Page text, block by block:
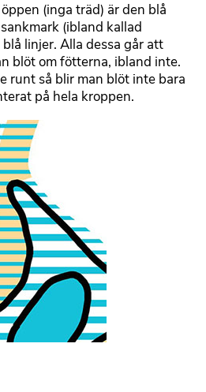
(inga träd) är den blå
(ibland kallad
linjer. Alla dessa går att
blöt om fötterna, ibland inte.
runt så blir man blöt inte bara
på hela kroppen.